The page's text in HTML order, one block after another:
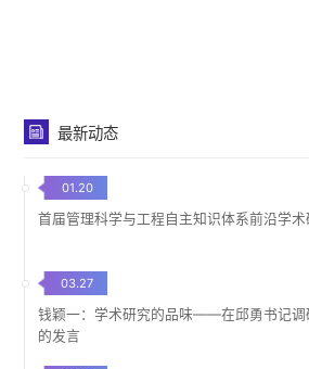
最新动态
01.20
首届管理科学与工程自主知识体系前沿学术
03.27
钱颖一：学术研究的品味——在邱勇书记调
的发言